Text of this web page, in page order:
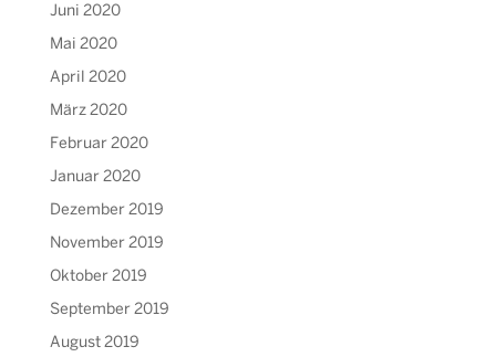
Juni 2020
Mai 2020
April 2020
März 2020
Februar 2020
Januar 2020
Dezember 2019
November 2019
Oktober 2019
September 2019
August 2019